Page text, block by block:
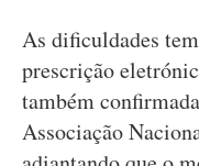
As dificuldades
prescrição
também
Associação